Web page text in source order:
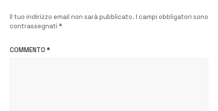
Il tuo indirizzo email non sarà pubblicato. I campi obbligatori sono
contrassegnati *
COMMENTO *